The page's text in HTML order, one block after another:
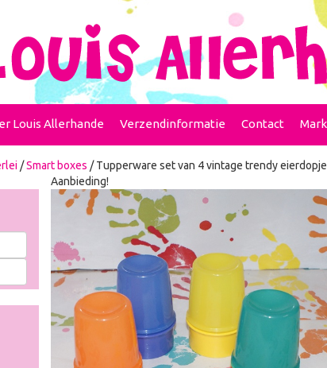
Louis Allerhande Verzendinformatie Contact
/Smart boxes / Tupperware set van 4 vintage trendy
Aanbieding!